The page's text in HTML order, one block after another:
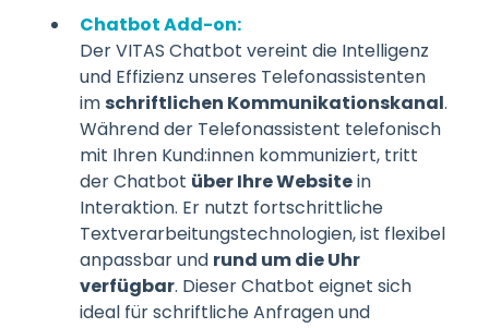
Chatbot Add-on:
Der VITAS Chatbot vereint die Intelligenz
und Effizienz unseres Telefonassistenten
imschriftlichen Kommunikationskanal.
Während der Telefonassistent telefonisch
mit Ihren Kund:innen kommuniziert, tritt
der Chatbot über Ihre Websitein
Interaktion. Er nutzt fortschrittliche
Textverarbeitungstechnologien, ist flexibel
anpassbar und rund um die Uhr
verfügbar. Dieser Chatbot eignet sich
ideal für schriftliche Anfragen und